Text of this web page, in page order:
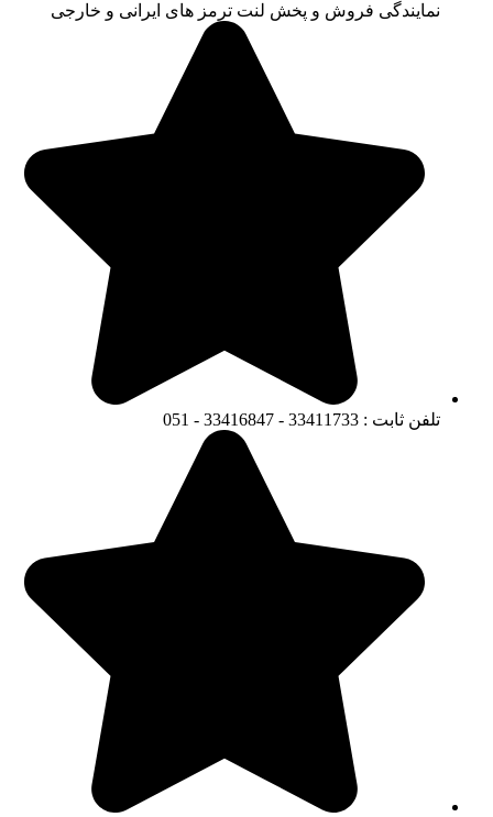
نمایندگی فروش و پخش لنت ترمز های ایرانی و خارجی
تلفن ثابت : 33411733 - 33416847 - 051